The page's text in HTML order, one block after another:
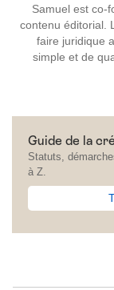
Samuel est co-
contenu éditorial.
faire juridique
simple et de
Guide de la
Statuts,
à Z.